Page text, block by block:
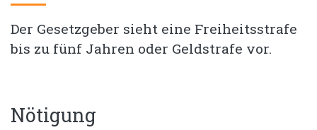
Der Gesetzgeber sieht eine Freiheitsstrafe
bis zu fünf Jahren oder Geldstrafe vor.
Nötigung